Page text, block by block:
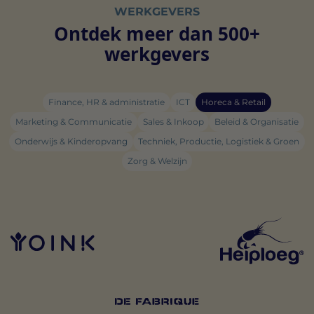
WERKGEVERS
Ontdek meer dan 500+
werkgevers
Finance, HR & administratie ICT
Horeca & Retail
Marketing & Communicatie
Sales & Inkoop
Beleid & Organisatie
Onderwijs & Kinderopvang
Techniek, Productie, Logistiek & Groen
Zorg & Welzijn